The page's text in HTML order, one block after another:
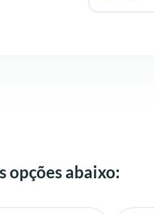
opções abaixo: